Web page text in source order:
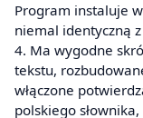
Program instaluje
niemal identyczną
4. Ma wygodne
tekstu,
włączone
polskiego